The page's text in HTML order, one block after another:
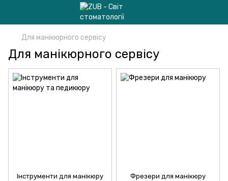
Для манікюрного сервісу
Для манікюрного сервісу
Інструменти для манікюру
Фрезери для манікюру